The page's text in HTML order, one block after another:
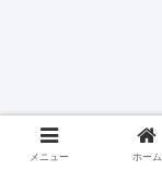
メニュー ホーム